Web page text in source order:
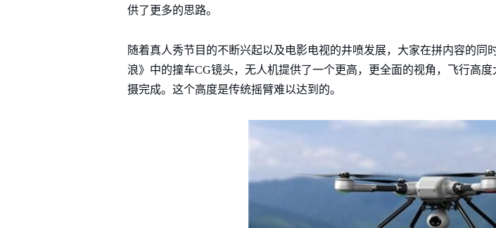
供了更多的思路。
随着真人秀节目的不断兴起以及电影电视的井喷发展，大家在拼内容的同
浪》中的撞车CG镜头，无人机提供了一个更高，更全面的视角，飞行高
摄完成。这个高度是传统摇臂难以达到的。